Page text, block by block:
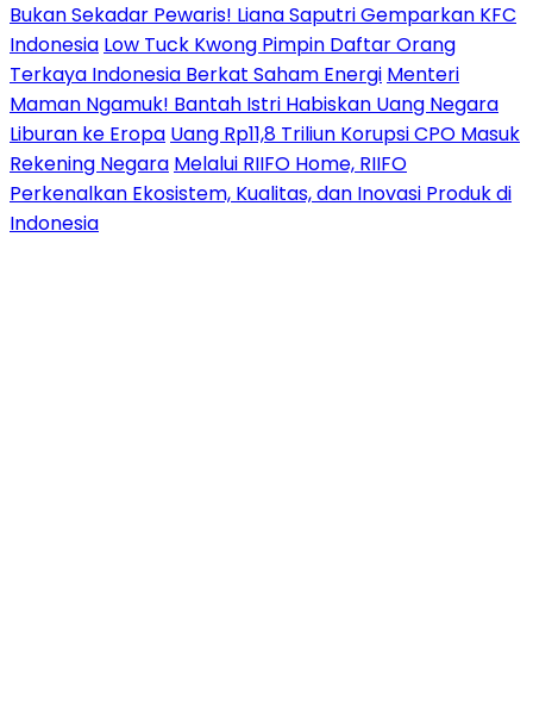
Bukan Sekadar Pewaris! Liana Saputri Gemparkan KFC
Indonesia Low Tuck Kwong Pimpin Daftar Orang
Terkaya Indonesia Berkat Saham Energi Menteri
Maman Ngamuk! Bantah Istri Habiskan Uang Negara
Liburan ke Eropa Uang Rp11,8 Triliun Korupsi CPO Masuk
Rekening Negara Melalui RIIFO Home, RIIFO
Perkenalkan Ekosistem, Kualitas, dan Inovasi Produk di
Indonesia